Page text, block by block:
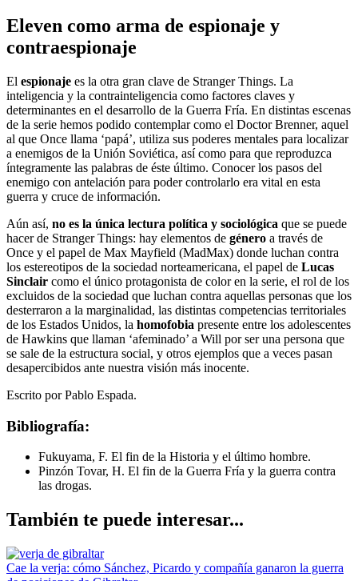
Eleven como arma de espionaje y
contraespionaje
El espionaje es la otra gran clave de Stranger Things. La
inteligencia y la contrainteligencia como factores claves y
determinantes en el desarrollo de la Guerra Fría. En distintas escenas
de la serie hemos podido contemplar como el Doctor Brenner, aquel
al que Once llama ‘papá’, utiliza sus poderes mentales para localizar
a enemigos de la Unión Soviética, así como para que reproduzca
íntegramente las palabras de éste último. Conocer los pasos del
enemigo con antelación para poder controlarlo era vital en esta
guerra y cruce de información.
Aún así, no es la única lectura política y sociológica que se puede
hacer de Stranger Things: hay elementos de género a través de
Once y el papel de Max Mayfield (MadMax) donde luchan contra
los estereotipos de la sociedad norteamericana, el papel de Lucas
Sinclair como el único protagonista de color en la serie, el rol de los
excluidos de la sociedad que luchan contra aquellas personas que los
desterraron a la marginalidad, las distintas competencias territoriales
de los Estados Unidos, la homofobia presente entre los adolescentes
de Hawkins que llaman ‘afeminado’ a Will por ser una persona que
se sale de la estructura social, y otros ejemplos que a veces pasan
desapercibidos ante nuestra visión más inocente.
Escrito por Pablo Espada.
Bibliografía:
Fukuyama, F. El fin de la Historia y el último hombre.
Pinzón Tovar, H. El fin de la Guerra Fría y la guerra contra
las drogas.
También te puede interesar...
Cae la verja: cómo Sánchez, Picardo y compañía ganaron la guerra